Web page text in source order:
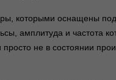
которыми оснащены
амплитуда и частота
не в состоянии